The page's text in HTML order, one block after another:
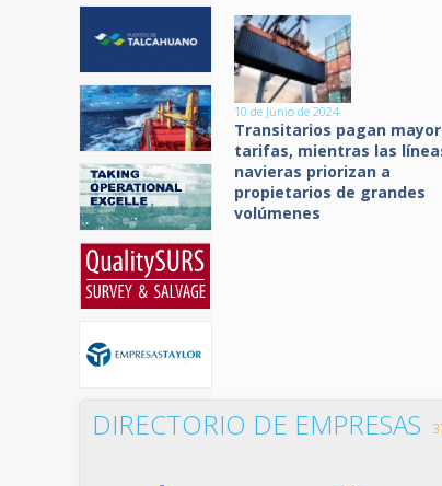
10 de Junio de 2024
Transitarios pagan
tarifas, mientras las
navieras priorizan a
propietarios de grandes
volúmenes
DIRECTORIO DE EMPRESAS